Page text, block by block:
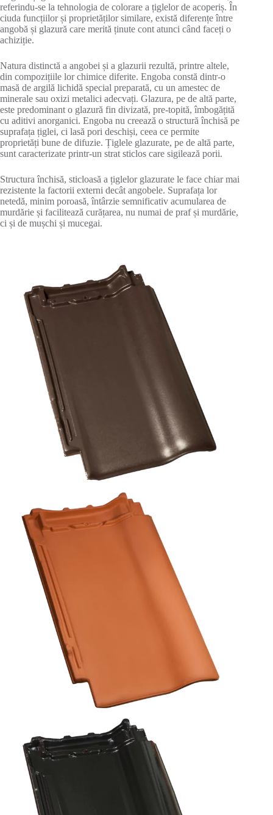
referindu-se la tehnologia de colorare a țiglelor de acoperiș. În
ciuda funcțiilor și proprietăților similare, există diferențe între
angobă și glazură care merită ținute cont atunci când faceți o
achiziție.
Natura distinctă a angobei și a glazurii rezultă, printre altele,
din compozițiile lor chimice diferite. Engoba constă dintr-o
masă de argilă lichidă special preparată, cu un amestec de
minerale sau oxizi metalici adecvați. Glazura, pe de altă parte,
este predominant o glazură fin divizată, pre-topită, îmbogățită
cu aditivi anorganici. Engoba nu creează o structură închisă pe
suprafața țiglei, ci lasă pori deschiși, ceea ce permite
proprietăți bune de difuzie. Țiglele glazurate, pe de altă parte,
sunt caracterizate printr-un strat sticlos care sigilează porii.
Structura închisă, sticloasă a țiglelor glazurate le face chiar mai
rezistente la factorii externi decât angobele. Suprafața lor
netedă, minim poroasă, întârzie semnificativ acumularea de
murdărie și facilitează curățarea, nu numai de praf și murdărie,
ci și de mușchi și mucegai.